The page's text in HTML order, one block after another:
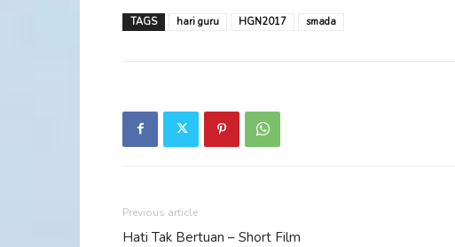
TAGS hari guru HGN2017 smada
Previous article
Hati Tak Bertuan – Short Film